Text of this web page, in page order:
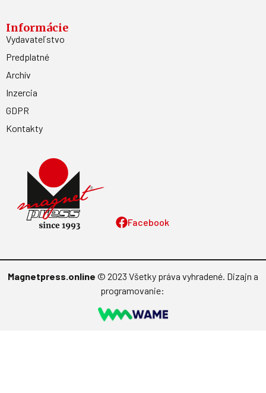
Facebook
Informácie
Vydavateľstvo
Predplatné
Archív
Inzercia
GDPR
Kontakty
Magnetpress.online © 2023 Všetky práva vyhradené. Dizajn a
programovanie: